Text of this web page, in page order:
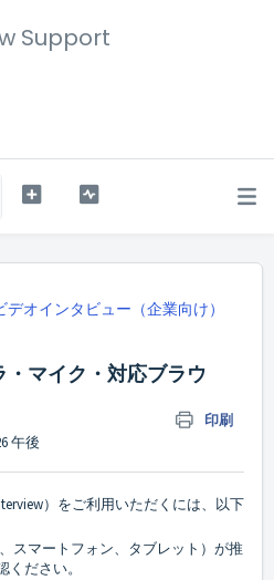
Support
デオインタビュー（企業向け）
マイク・対応ブラウ
印刷
午後
）をご利用いただくには、以下
スマートフォン、タブレット）が推
ださい。